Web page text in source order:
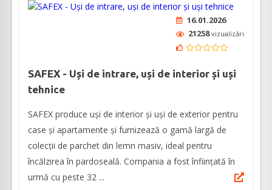
16.01.2026
21258vizualizări
SAFEX - Uși de intrare, uși de interior și uși
tehnice
SAFEX produce uși de interior și uși de exterior pentru
case și apartamente și furnizează o gamă largă de
colecții de parchet din lemn masiv, ideal pentru
încălzirea în pardoseală. Compania a fost înființată în
urmă cu peste 32 ...